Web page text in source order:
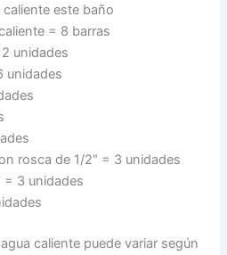
este baño
= 8 barras
unidades
unidades
rosca de 1/2″ = 3 unidades
= 3 unidades
caliente puede variar según